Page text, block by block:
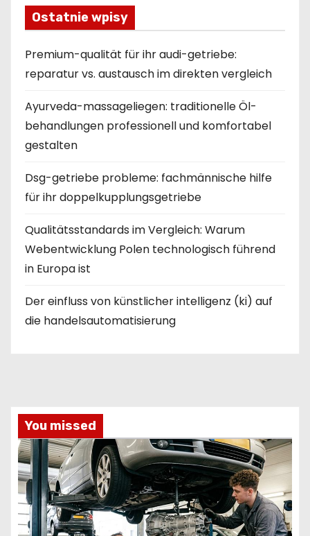
Ostatnie wpisy
Premium-qualität für ihr audi-getriebe:
reparatur vs. austausch im direkten vergleich
Ayurveda-massageliegen: traditionelle Öl-
behandlungen professionell und komfortabel
gestalten
Dsg-getriebe probleme: fachmännische hilfe
für ihr doppelkupplungsgetriebe
Qualitätsstandards im Vergleich: Warum
Webentwicklung Polen technologisch führend
in Europa ist
Der einfluss von künstlicher intelligenz (ki) auf
die handelsautomatisierung
You missed